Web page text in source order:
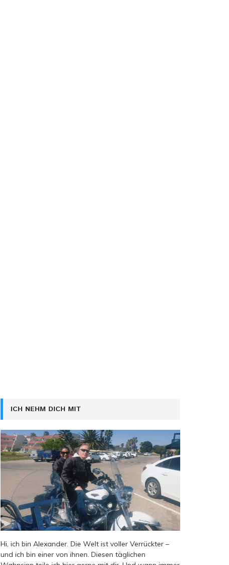
ICH NEHM DICH MIT
Hi, ich bin Alexander. Die Welt ist voller Verrückter –
und ich bin einer von ihnen. Diesen täglichen